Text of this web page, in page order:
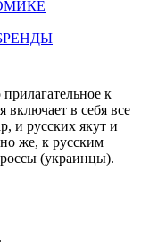
прилагательное к
включает в себя все
и русских якут и
же, к русским
(украинцы).